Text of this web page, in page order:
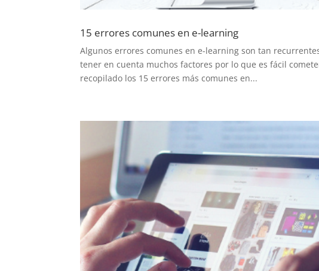
15 errores comunes en e-learning
Algunos errores comunes en e-learning son tan
tener en cuenta muchos factores por lo que es fácil
recopilado los 15 errores más comunes en...